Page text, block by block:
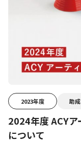
2023年度 助成
2024年度 ACY
について